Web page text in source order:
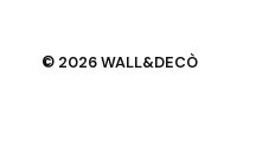
© 2026 WALL&DECÒ